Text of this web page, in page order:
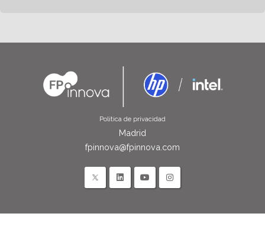
Política de privacidad
Madrid
fpinnova@fpinnova.com